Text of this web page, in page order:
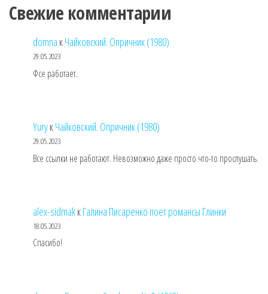
Свежие комментарии
domna кЧайковский. Опричник (1980)
29.05.2023
Фсе работает.
YuryкЧайковский. Опричник (1980)
29.05.2023
Все ссылки не работают. Невозможно даже просто что-то прослушать.
alex-sidmakкГалина Писаренко поет романсы Глинки
18.05.2023
Спасибо!